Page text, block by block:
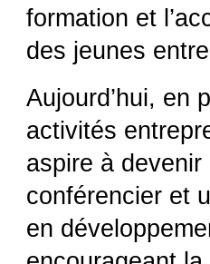
formation et
des jeunes
Aujourd’hui, en
activités
aspire à devenir
conférencier et
en